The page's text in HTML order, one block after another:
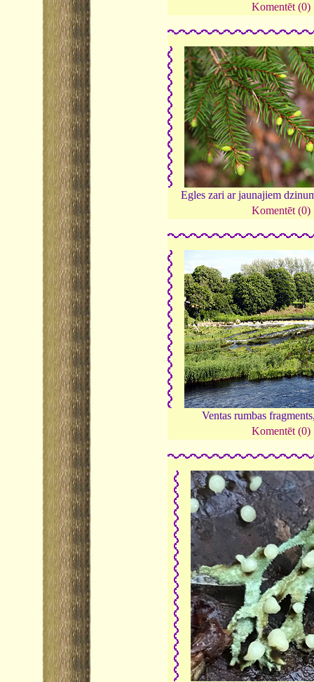
Komentēt (0)
Egles zari ar jaunajiem
Komentēt (0)
Ventas rumbas
Komentēt (0)